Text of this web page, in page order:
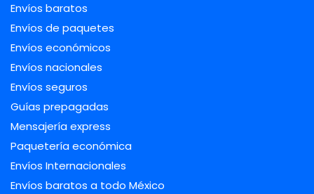
Envíos baratos
Envíos de paquetes
Envíos económicos
Envíos nacionales
Envíos seguros
Guías prepagadas
Mensajería express
Paquetería económica
Envíos Internacionales
Envíos baratos a todo México